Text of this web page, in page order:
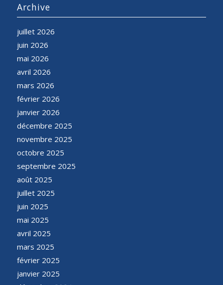
Archive
juillet 2026
juin 2026
mai 2026
avril 2026
mars 2026
février 2026
janvier 2026
décembre 2025
novembre 2025
octobre 2025
septembre 2025
août 2025
juillet 2025
juin 2025
mai 2025
avril 2025
mars 2025
février 2025
janvier 2025